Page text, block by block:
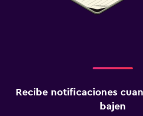
Recibe notificaciones
bajen